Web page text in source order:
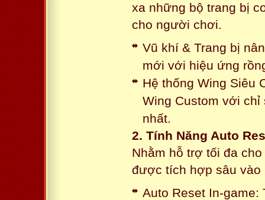
xa những bộ trang bị
cho người chơi.
Vũ khí & Trang bị
mới với hiệu ứng
Hệ thống Wing Siêu
Wing Custom với
nhất.
2. Tính Năng Auto
Nhằm hỗ trợ tối đa
được tích hợp sâu vào
Auto Reset In-game: